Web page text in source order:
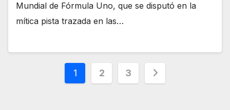
Mundial de Fórmula Uno, que se disputó en la
mítica pista trazada en las…
Paginación
1 2 3